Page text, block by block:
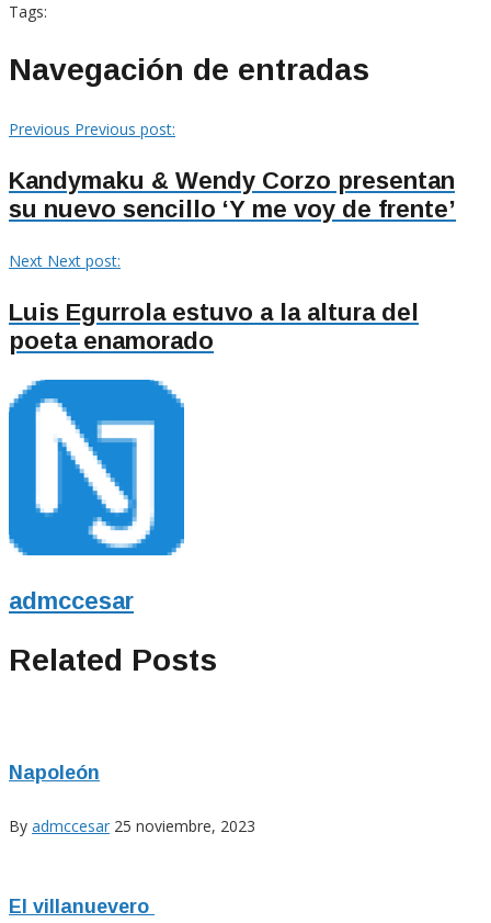
Tags:
Navegación de entradas
Previous Previous post:
Kandymaku & Wendy Corzo presentan
su nuevo sencillo ‘Y me voy de frente’
Next Next post:
Luis Egurrola estuvo a la altura del
poeta enamorado
admccesar
Related Posts
Napoleón
By admccesar 25 noviembre, 2023
El villanuevero